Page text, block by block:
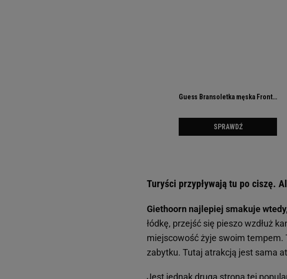
Turyści przypływają tu po ciszę.
Giethoorn najlepiej smakuje
łódkę, przejść się pieszo wzdłuż
miejscowość żyje swoim tempem.
zabytku. Tutaj atrakcją jest sama
Jest jednak druga strona tej